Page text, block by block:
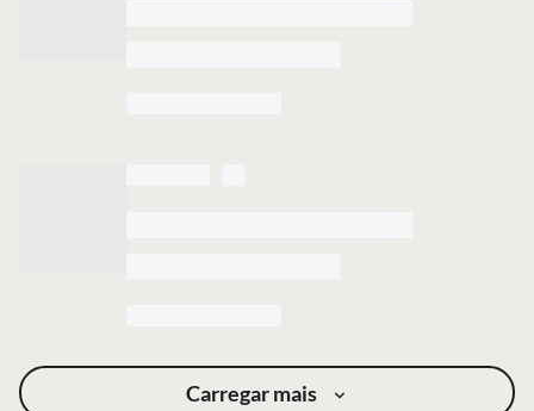
Carregar mais